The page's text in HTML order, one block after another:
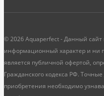
© 2026 Aquaperfect - Данный
информационный характер и ни
является публичной офертой,
Гражданского кодекса РФ.
приобретения необходимо